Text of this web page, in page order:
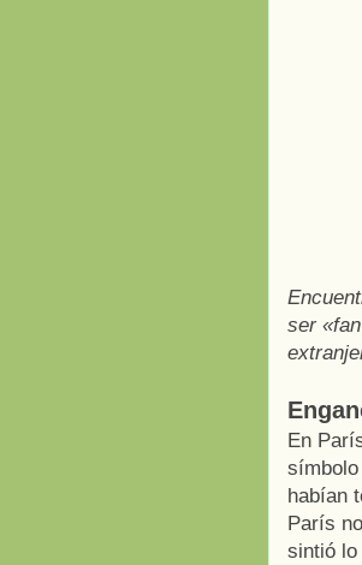
ser
En
habían
París
sintió